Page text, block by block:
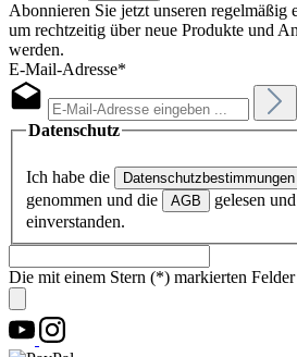
Abonnieren Sie jetzt unseren regelmäßig
um rechtzeitig über neue Produkte und
werden.
E-Mail-Adresse*
Datenschutz
Ich habe die Datenschutzbestimmungen
genommen und die
AGB
gelesen
einverstanden.
Die mit einem Stern (*) markierten